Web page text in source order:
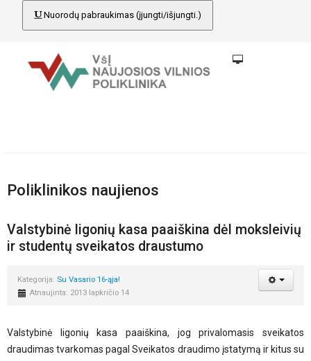
Nuorodų pabraukimas (įjungti/išjungti.)
Poliklinikos naujienos
Valstybinė ligonių kasa paaiškina dėl moksleivių
ir studentų sveikatos draustumo
Kategorija: Su Vasario 16-ąja!
Atnaujinta: 2013 lapkričio 14
Valstybinė ligonių kasa paaiškina, jog privalomasis sveikatos
draudimas tvarkomas pagal Sveikatos draudimo įstatymą ir kitus su